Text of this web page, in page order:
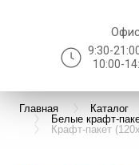
9:30-
10:00-
Главная Каталог
Белые крафт-
Крафт-пакет